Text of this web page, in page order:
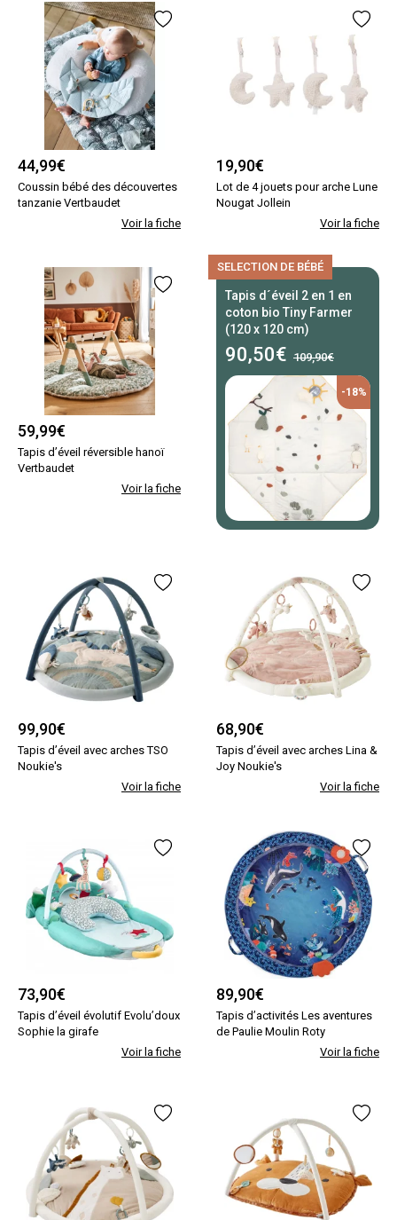
44,99€
Coussin bébé des découvertes
tanzanie Vertbaudet
Voir la fiche
19,90€
Lot de 4 jouets pour arche Lune
Nougat Jollein
Voir la fiche
59,99€
Tapis d’éveil réversible hanoï
Vertbaudet
Voir la fiche
SELECTION DE BÉBÉ
Tapis d´éveil 2 en 1 en
coton bio Tiny Farmer
(120 x 120 cm)
90,50€ 109,90€
-18%
99,90€
Tapis d’éveil avec arches TSO
Noukie's
Voir la fiche
68,90€
Tapis d’éveil avec arches Lina &
Joy Noukie's
Voir la fiche
73,90€
Tapis d’éveil évolutif Evolu’doux
Sophie la girafe
Voir la fiche
89,90€
Tapis d’activités Les aventures
de Paulie Moulin Roty
Voir la fiche